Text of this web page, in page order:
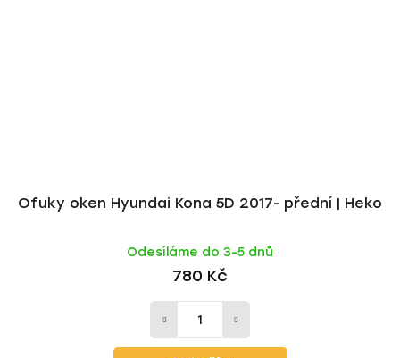
Ofuky oken Hyundai Kona 5D 2017- přední | Heko
Odesíláme do 3-5 dnů
780 Kč